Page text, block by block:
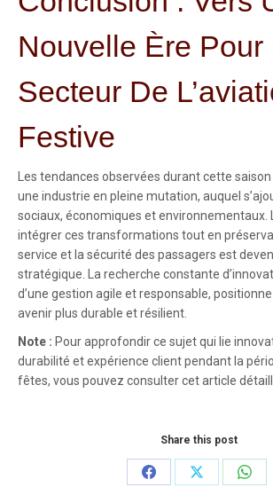
Nouvelle Ère Pour
Secteur De
Festive
Les tendances observées durant cette
une industrie en pleine mutation, auquel
sociaux, économiques et environnementaux.
intégrer ces transformations tout en
service et la sécurité des passagers est
stratégique. La recherche constante
d’une gestion agile et responsable,
avenir plus durable et résilient.
Note : Pour approfondir ce sujet qui lie
durabilité et expérience client pendant la
fêtes, vous pouvez consulter cet article
Share this post
Share
Share
Share